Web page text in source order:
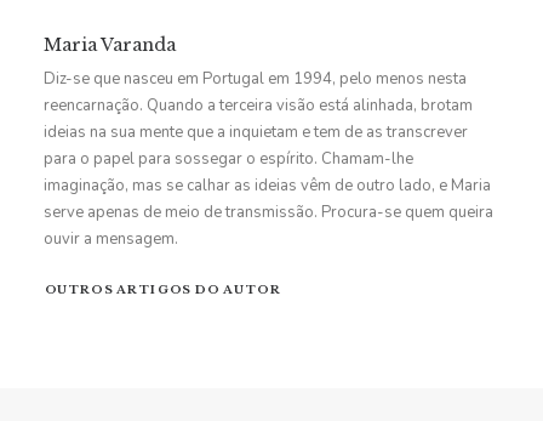
Maria Varanda
Diz-se que nasceu em Portugal em 1994, pelo menos nesta
reencarnação. Quando a terceira visão está alinhada, brotam
ideias na sua mente que a inquietam e tem de as transcrever
para o papel para sossegar o espírito. Chamam-lhe
imaginação, mas se calhar as ideias vêm de outro lado, e Maria
serve apenas de meio de transmissão. Procura-se quem queira
ouvir a mensagem.
OUTROS ARTIGOS DO AUTOR